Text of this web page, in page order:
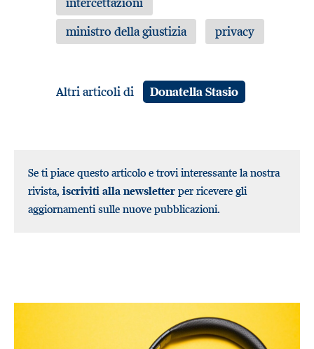
ministro della giustizia
privacy
Altri articoli di Donatella Stasio
Se ti piace questo articolo e trovi interessante la nostra
rivista, iscriviti alla newsletter per ricevere gli
aggiornamenti sulle nuove pubblicazioni.